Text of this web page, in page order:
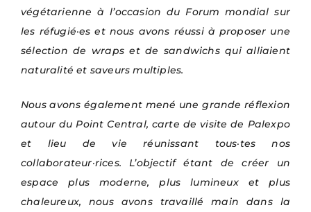
végétarienne à l’occasion du Forum mondial sur
les réfugié·es et nous avons réussi à proposer une
sélection de wraps et de sandwichs qui alliaient
naturalité et saveurs multiples.
Nous avons également mené une grande réflexion
autour du Point Central, carte de visite de Palexpo
et lieu de vie réunissant tous·tes nos
collaborateur·rices. L’objectif étant de créer un
espace plus moderne, plus lumineux et plus
chaleureux, nous avons travaillé main dans la